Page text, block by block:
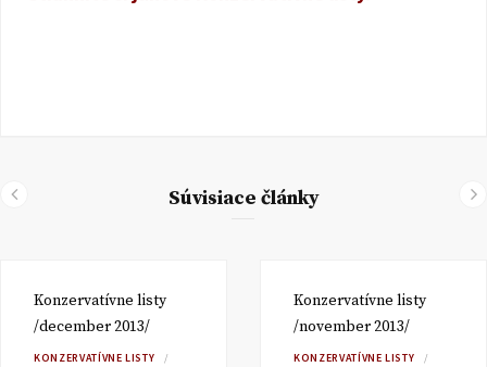
Súvisiace články
Konzervatívne listy
/december 2013/
KONZERVATÍVNE LISTY
Konzervatívne listy
/november 2013/
KONZERVATÍVNE LISTY